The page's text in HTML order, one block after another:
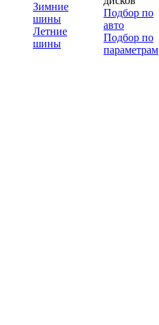
Зимние
шины
Летние
шины
Подбор по
авто
Подбор по
параметрам